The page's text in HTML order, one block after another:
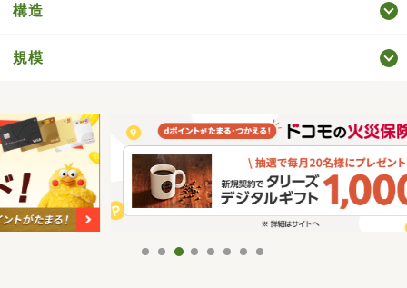
構造
規模